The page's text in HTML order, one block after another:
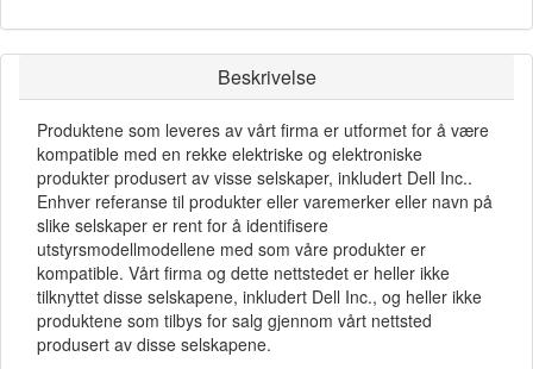
Beskrivelse
Produktene som leveres av vårt firma er utformet for å være
kompatible med en rekke elektriske og elektroniske
produkter produsert av visse selskaper, inkludert Dell Inc..
Enhver referanse til produkter eller varemerker eller navn på
slike selskaper er rent for å identifisere
utstyrsmodellmodellene med som våre produkter er
kompatible. Vårt firma og dette nettstedet er heller ikke
tilknyttet disse selskapene, inkludert Dell Inc., og heller ikke
produktene som tilbys for salg gjennom vårt nettsted
produsert av disse selskapene.